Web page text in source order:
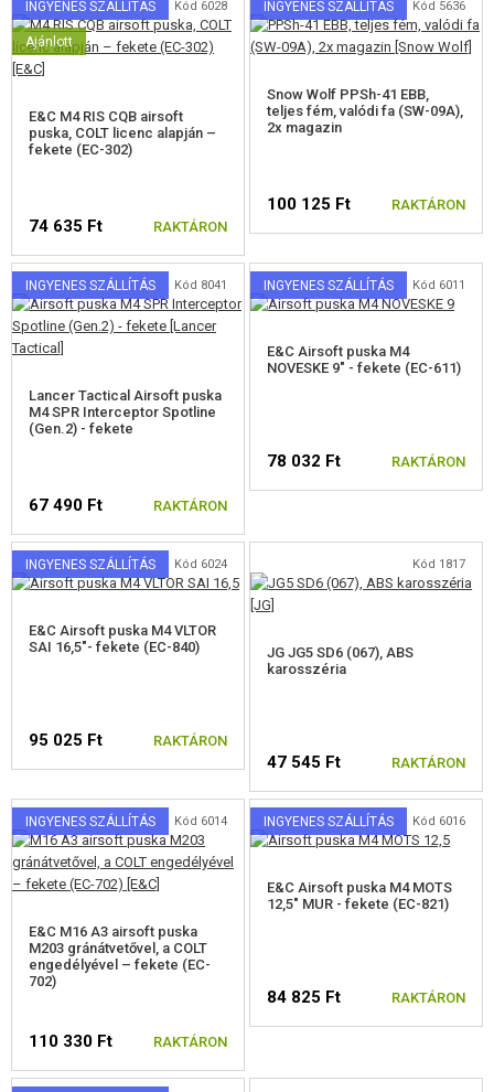
INGYENES SZÁLLÍTÁS
Ajánlott
Kód 6028
E&C M4 RIS CQB airsoft
puska, COLT licenc alapján –
fekete (EC-302)
74 635 Ft RAKTÁRON
INGYENES SZÁLLÍTÁS Kód 5636
Snow Wolf PPSh-41 EBB,
teljes fém, valódi fa (SW-09A),
2x magazin
100 125 Ft RAKTÁRON
INGYENES SZÁLLÍTÁS Kód 8041
Lancer Tactical Airsoft puska
M4 SPR Interceptor Spotline
(Gen.2) - fekete
67 490 Ft RAKTÁRON
INGYENES SZÁLLÍTÁS Kód 6011
E&C Airsoft puska M4
NOVESKE 9" - fekete (EC-611)
78 032 Ft RAKTÁRON
INGYENES SZÁLLÍTÁS Kód 6024
E&C Airsoft puska M4 VLTOR
SAI 16,5"- fekete (EC-840)
95 025 Ft RAKTÁRON
Kód 1817
JG JG5 SD6 (067), ABS
karosszéria
47 545 Ft RAKTÁRON
INGYENES SZÁLLÍTÁS Kód 6014
E&C M16 A3 airsoft puska
M203 gránátvetővel, a COLT
engedélyével – fekete (EC-
702)
110 330 Ft RAKTÁRON
INGYENES SZÁLLÍTÁS Kód 6016
E&C Airsoft puska M4 MOTS
12,5" MUR - fekete (EC-821)
84 825 Ft RAKTÁRON